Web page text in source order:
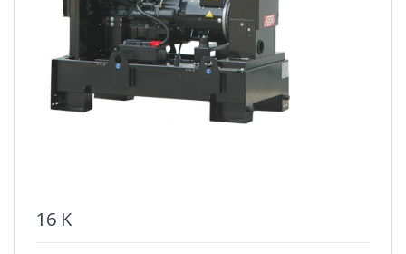
16 K